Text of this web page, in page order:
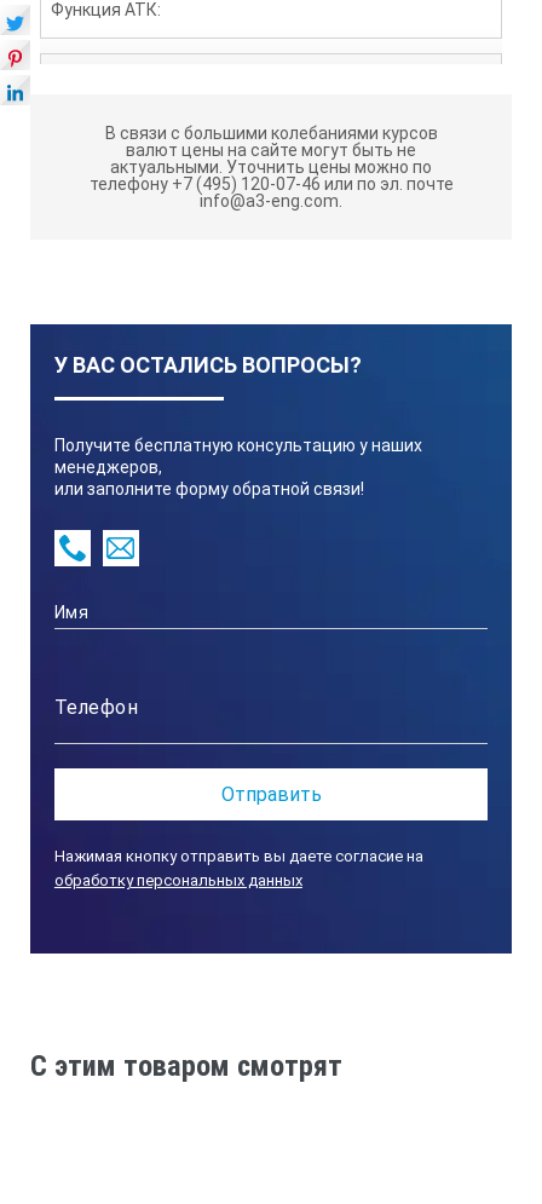
Функция АТК:
Размеры и вес:
9 Вольт, тип крона
В связи с большими колебаниями курсов
валют цены на сайте могут быть не
актуальными. Уточнить цены можно по
телефону +7 (495) 120-07-46 или по эл. почте
info@a3-eng.com.
У ВАС ОСТАЛИСЬ ВОПРОСЫ?
Получите бесплатную консультацию у наших
менеджеров,
или заполните форму обратной связи!
Нажимая кнопку отправить вы даете согласие на
обработку персональных данных
C этим товаром смотрят